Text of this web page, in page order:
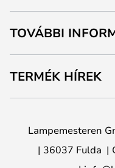
TOVÁBBI
TERMÉK HÍREK
Lampemesteren
36037 Fulda